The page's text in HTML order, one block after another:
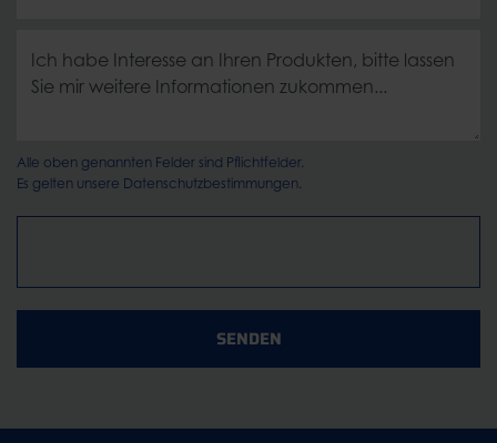
Alle oben genannten Felder sind Pflichtfelder.
Es gelten unsere Datenschutzbestimmungen.
SENDEN